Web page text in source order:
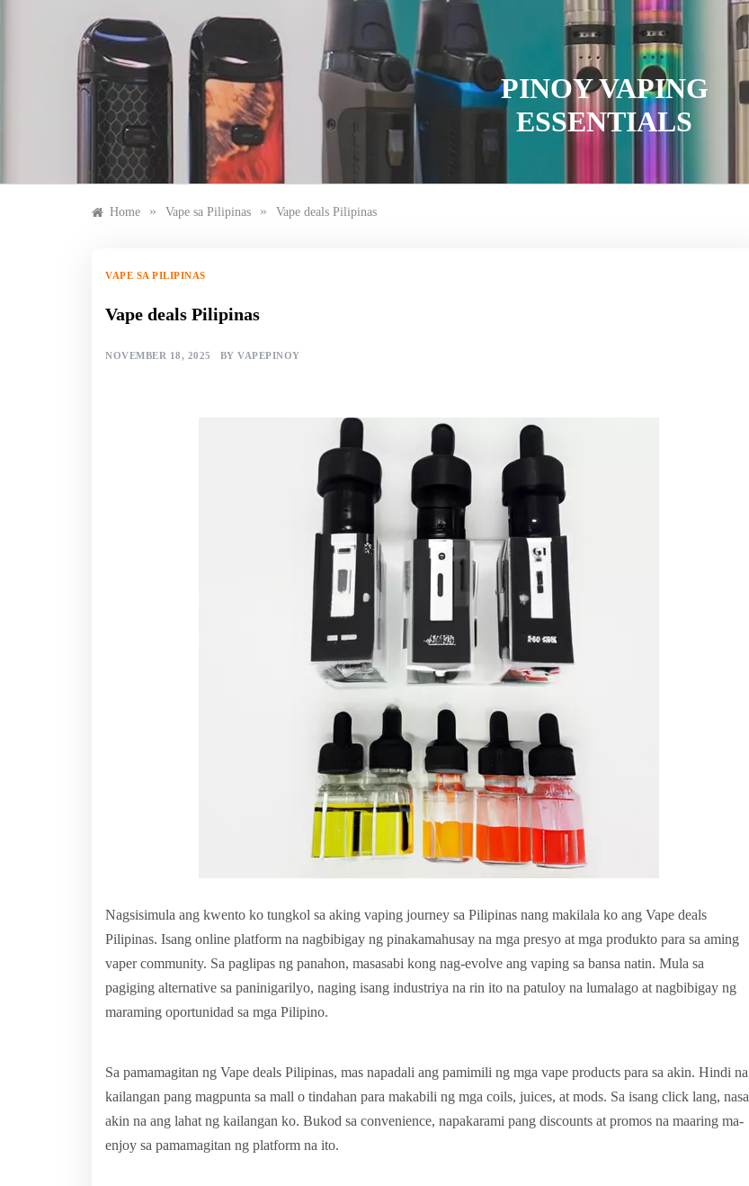
PINOY VAPING
ESSENTIALS
Home » Vape sa Pilipinas » Vape deals Pilipinas
VAPE SA PILIPINAS
Vape deals Pilipinas
NOVEMBER 18, 2025 BY VAPEPINOY
Nagsisimula ang kwento ko tungkol sa aking vaping journey sa Pilipinas nang makilala ko ang Vape deals
Pilipinas. Isang online platform na nagbibigay ng pinakamahusay na mga presyo at mga produkto para sa aming
vaper community. Sa paglipas ng panahon, masasabi kong nag-evolve ang vaping sa bansa natin. Mula sa
pagiging alternative sa paninigarilyo, naging isang industriya na rin ito na patuloy na lumalago at nagbibigay ng
maraming oportunidad sa mga Pilipino.
Sa pamamagitan ng Vape deals Pilipinas, mas napadali ang pamimili ng mga vape products para sa akin. Hindi na
kailangan pang magpunta sa mall o tindahan para makabili ng mga coils, juices, at mods. Sa isang click lang, nasa
akin na ang lahat ng kailangan ko. Bukod sa convenience, napakarami pang discounts at promos na maaring ma-
enjoy sa pamamagitan ng platform na ito.